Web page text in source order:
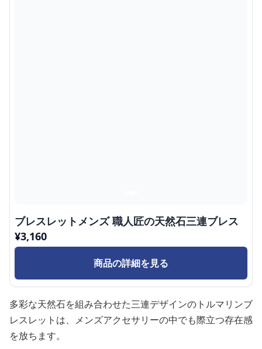
ブレスレットメンズ 職人匠の天然石三連ブレス
¥3,160
商品の詳細を見る
多彩な天然石を組み合わせた三連デザインのトルマリンブ
レスレットは、メンズアクセサリーの中でも際立つ存在感
を放ちます。